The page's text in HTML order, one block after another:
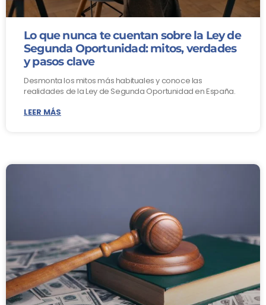
Lo que nunca te cuentan sobre la Ley de
Segunda Oportunidad: mitos, verdades
y pasos clave
Desmonta los mitos más habituales y conoce las
realidades de la Ley de Segunda Oportunidad en España.
LEER MÁS